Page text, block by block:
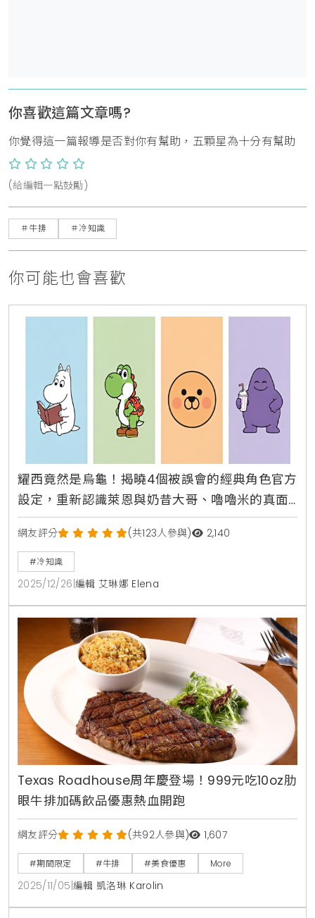
你喜歡這篇文章嗎?
你覺得這一篇報導是否對你有幫助，五顆星為十分有幫助
(給編輯一點鼓勵)
＃牛排 ＃冷知識
你可能也會喜歡
耀西竟然是烏龜！揭曉4個被誤會的經典角色官方
設定，重新認識萊恩與奶昔大哥、嚕嚕米的真面
目與冷知識
網友評分 (共123人參與) 2,140
#冷知識
2025/12/26 編輯 艾琳娜 Elena
Texas Roadhouse周年慶登場！999元吃10oz肋
眼牛排加碼飲品優惠熱血開跑
網友評分 (共92人參與) 1,607
#期間限定 #牛排 #美食優惠 More
2025/11/05 編輯 凱洛琳 Karolin